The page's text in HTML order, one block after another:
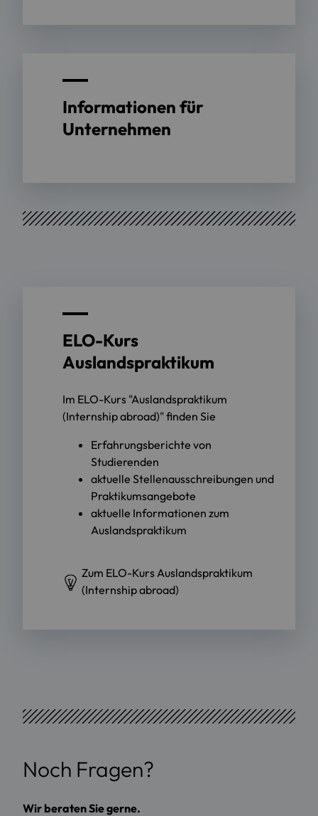
Informationen für
Unternehmen
ELO-Kurs
Auslandspraktikum
Im ELO-Kurs "Auslandspraktikum
(Internship abroad)" finden Sie
Erfahrungsberichte von
Studierenden
aktuelle Stellenausschreibungen und
Praktikumsangebote
aktuelle Informationen zum
Auslandspraktikum
Zum ELO-Kurs Auslandspraktikum
(Internship abroad)
Noch Fragen?
Wir beraten Sie gerne.